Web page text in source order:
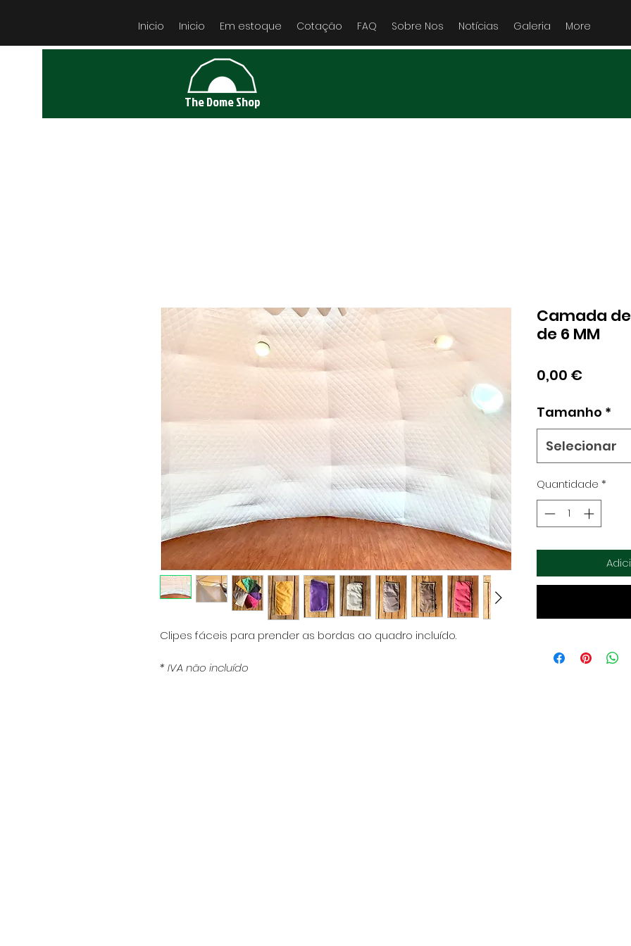
Inicio Inicio Em estoque Cotação FAQ Sobre Nos Notícias Galeria More
The Dome Shop
Clipes fáceis para prender as bordas ao quadro incluído.
* IVA não incluído
Camada
de 6 MM
0,00 €Preço
Tamanho *
Selecionar
Quantidade *